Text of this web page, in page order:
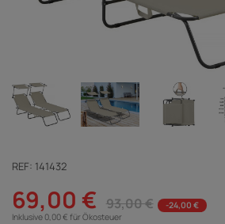
REF: 141432
69,00 € 93,00 €
-24,00 €
Inklusive 0,00 € für Ökosteuer